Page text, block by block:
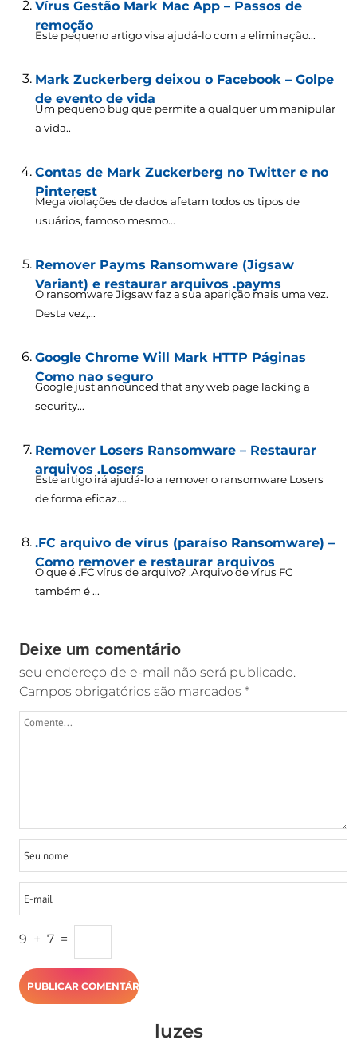
Vírus Gestão Mark Mac App – Passos de
remoção
Este pequeno artigo visa ajudá-lo com a eliminação...
Mark Zuckerberg deixou o Facebook – Golpe
de evento de vida
Um pequeno bug que permite a qualquer um manipular
a vida..
Contas de Mark Zuckerberg no Twitter e no
Pinterest
Mega violações de dados afetam todos os tipos de
usuários, famoso mesmo...
Remover Payms Ransomware (Jigsaw
Variant) e restaurar arquivos .payms
O ransomware Jigsaw faz a sua aparição mais uma vez.
Desta vez,...
Google Chrome Will Mark HTTP Páginas
Como nao seguro
Google just announced that any web page lacking a
security...
Remover Losers Ransomware – Restaurar
arquivos .Losers
Este artigo irá ajudá-lo a remover o ransomware Losers
de forma eficaz....
.FC arquivo de vírus (paraíso Ransomware) –
Como remover e restaurar arquivos
O que é .FC vírus de arquivo? .Arquivo de vírus FC
também é ...
Deixe um comentário
seu endereço de e-mail não será publicado.
Campos obrigatórios são marcados *
9 + 7 =
luzes